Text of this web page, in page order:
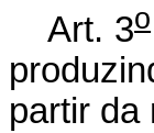
Art. 3o
partir da